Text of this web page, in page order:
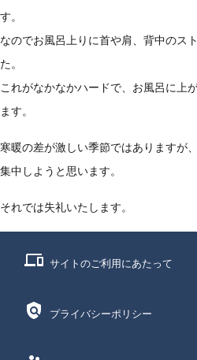
す。
なのでお風呂上りに首や肩、背中のス
た。
これがなかなかハードで、お風呂に上
ます。
寒暖の差が激しい季節ではありますが
集中しようと思います。
それでは失礼いたします。
phonelink サイトのご利用にあたって
policy プライバシーポリシー